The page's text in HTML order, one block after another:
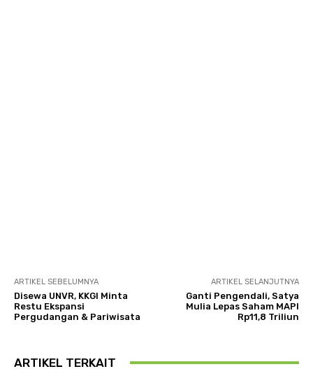
ARTIKEL SEBELUMNYA
Disewa UNVR, KKGI Minta
Restu Ekspansi
Pergudangan & Pariwisata
ARTIKEL SELANJUTNYA
Ganti Pengendali, Satya
Mulia Lepas Saham MAPI
Rp11,8 Triliun
ARTIKEL TERKAIT